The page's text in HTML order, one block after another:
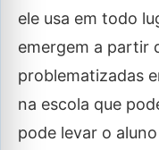
ele usa em todo
emergem a partir
problematizadas
na escola que
pode levar o